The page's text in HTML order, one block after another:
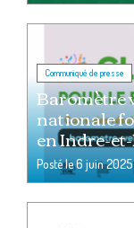
Communiqué de presse
Baromètre
nationale
en Indre-
Posté le6 juin 2025